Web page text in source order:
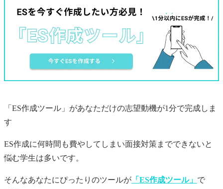
「ES作成ツール」があなただけの志望動機が1分で完成しま
す
ES作成に何時間も費やしてしまい面接対策までできないと
悩む学生は多いです。
そんなあなたにぴったりのツールが 「ES作成ツール」 で